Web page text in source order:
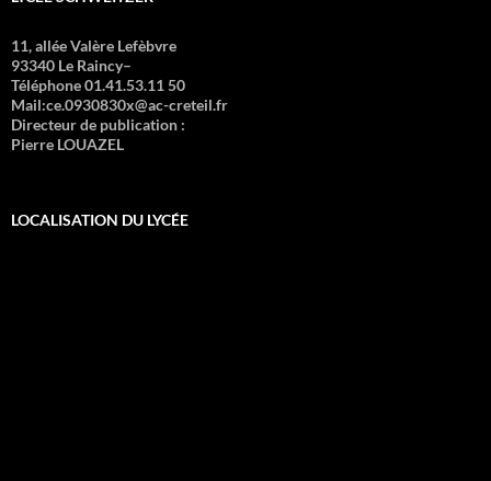
11, allée Valère Lefèbvre
93340 Le Raincy–
Téléphone 01.41.53.11 50
Mail:ce.0930830x@ac-creteil.fr
Directeur de publication :
Pierre LOUAZEL
LOCALISATION DU LYCÉE